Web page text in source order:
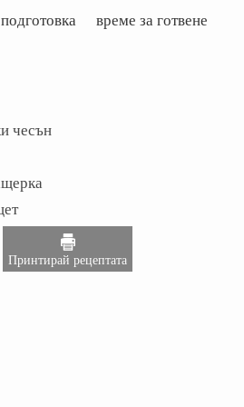
време за готвене
чесън
Принтирай рецептата